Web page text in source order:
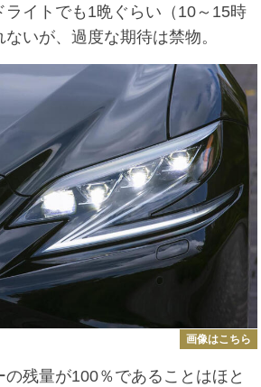
ライトでも1晩ぐらい（10～15時
いが、過度な期待は禁物。
画像はこちら
残量が100％であることはほと